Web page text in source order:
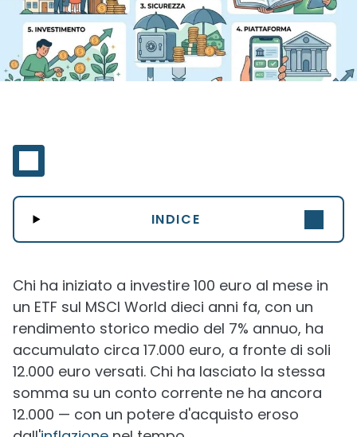
INDICE
Chi ha iniziato a investire 100 euro al mese in
un ETF sul MSCI World dieci anni fa, con un
rendimento storico medio del 7% annuo, ha
accumulato circa 17.000 euro, a fronte di soli
12.000 euro versati. Chi ha lasciato la stessa
somma su un conto corrente ne ha ancora
12.000 — con un potere d'acquisto eroso